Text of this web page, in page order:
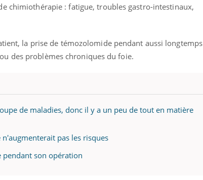
chimiothérapie : fatigue, troubles gastro-intestinaux,
la prise de témozolomide pendant aussi longtemps
des problèmes chroniques du foie.
de maladies, donc il y a un peu de tout en matière
pas les risques
son opération